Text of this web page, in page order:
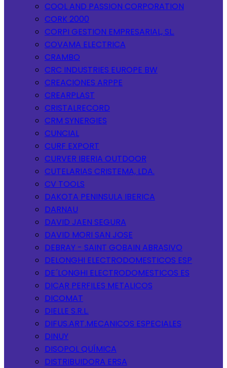
COOL AND PASSION CORPORATION
CORK 2000
CORPI GESTION EMPRESARIAL, SL.
COVAMA ELECTRICA
CRAMBO
CRC INDUSTRIES EUROPE BW
CREACIONES ARPPE
CREARPLAST
CRISTALRECORD
CRM SYNERGIES
CUNCIAL
CURF EXPORT
CURVER IBERIA OUTDOOR
CUTELARIAS CRISTEMA, LDA.
CV TOOLS
DAKOTA PENINSULA IBERICA
DARNAU
DAVID JAEN SEGURA
DAVID MORI SAN JOSE
DEBRAY - SAINT GOBAIN ABRASIVO
DELONGHI ELECTRODOMESTICOS ESP
DE´LONGHI ELECTRODOMESTICOS ES
DICAR PERFILES METALICOS
DICOMAT
DIELLE S.R.L.
DIFUS.ART.MECANICOS ESPECIALES
DINUY
DISOPOL QUÍMICA
DISTRIBUIDORA ERSA